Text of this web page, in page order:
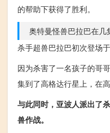
的帮助下获得了胜利。
奥特曼怪兽巴拉巴在几
杀手超兽巴拉巴初次登场
因为杀害了一名孩子的哥
集到了高格达行星上，在
与此同时，亚波人派出了
兽作战。